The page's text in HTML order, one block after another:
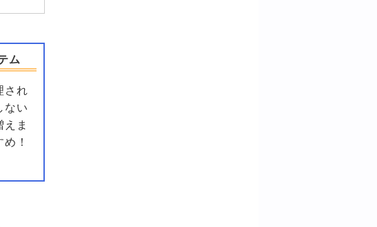
ム
され
ない
ま
！